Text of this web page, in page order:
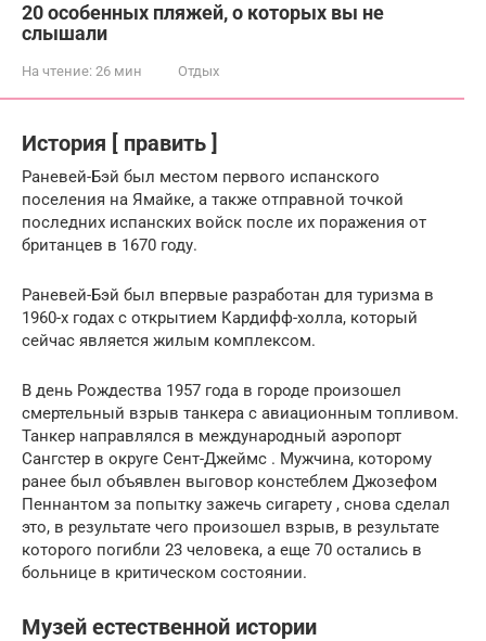
20 особенных пляжей, о которых вы не
слышали
На чтение: 26 мин Отдых
История [ править ]
Раневей-Бэй был местом первого испанского
поселения на Ямайке, а также отправной точкой
последних испанских войск после их поражения от
британцев в 1670 году.
Раневей-Бэй был впервые разработан для туризма в
1960-х годах с открытием Кардифф-холла, который
сейчас является жилым комплексом.
В день Рождества 1957 года в городе произошел
смертельный взрыв танкера с авиационным топливом.
Танкер направлялся в международный аэропорт
Сангстер в округе Сент-Джеймс . Мужчина, которому
ранее был объявлен выговор констеблем Джозефом
Пеннантом за попытку зажечь сигарету , снова сделал
это, в результате чего произошел взрыв, в результате
которого погибли 23 человека, а еще 70 остались в
больнице в критическом состоянии.
Музей естественной истории